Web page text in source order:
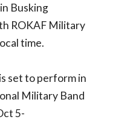
Busking
ROKAF Military
time.
set to perform in
Military Band
5-